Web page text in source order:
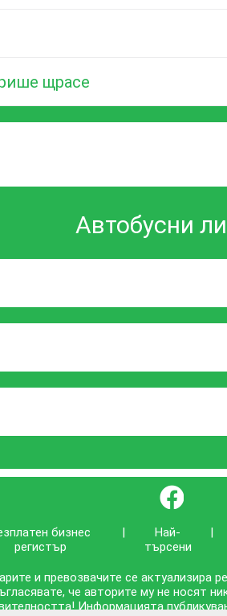
щрасе
Автобусни
}
бизнес
регистър
|
Най-
търсени
|
и превозвачите се
че авторите му не носят
Информацията